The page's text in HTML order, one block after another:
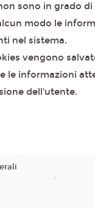
sono in grado di
modo le
nel sistema.
vengono
le informazioni
dell'utente.